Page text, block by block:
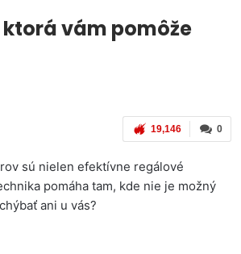
vám pomôže
0
19,146
sú nielen efektívne regálové
pomáha tam, kde nie je možný
ani u vás?